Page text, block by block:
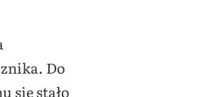
Do
się stało